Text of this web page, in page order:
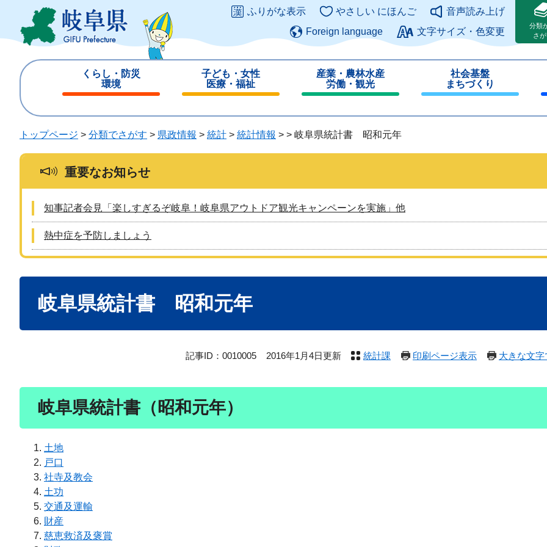
ジ
ュ
このページの本文へ
ふりがな表示 やさしい にほんご
音声読み上げ
Foreign language
文字サイズ・色変更
分類
さ
くらし・防災
環境
じ
子ども・女性
医療・福祉
じ
る
産業・農林水産
労働・観光
じ
る
社会基盤
まちづくり
じ
トップページ > 分類でさがす > 県政情報 > 統計 > 統計情報 > > 岐阜県統計書 昭和元年
重要なお知らせ
知事記者会見「楽しすぎるぞ岐阜！岐阜県アウトドア観光キャンペーンを実施」他
熱中症を予防しましょう
岐阜県統計書 昭和元年
記事ID：0010005 2016年1月4日更新 統計課 印刷ページ表示 大きな文
岐阜県統計書（昭和元年）
土地
戸口
社寺及教会
土功
交通及運輸
財産
慈恵救済及褒賞